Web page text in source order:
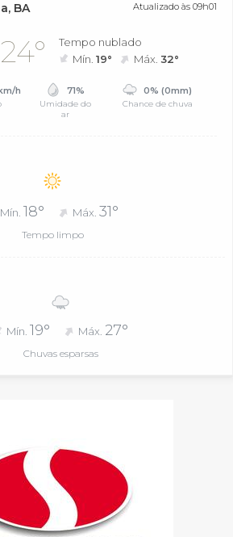
BA Atualizado às 09h01
24°
Tempo nublado
Mín.19° Máx.32°
h 71%
Umidade do
ar
0% (0mm)
Chance de chuva
Mín. 18° Máx. 31°
Tempo limpo
Mín. 19° Máx. 27°
Chuvas esparsas